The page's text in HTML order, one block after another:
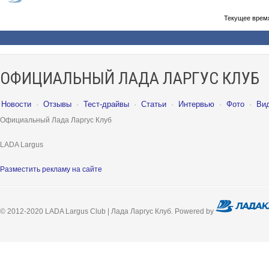
Текущее
ОФИЦИАЛЬНЫЙ ЛАДА ЛАРГУС КЛУБ
Новости · Отзывы · Тест-драйвы · Статьи · Интервью · Фото ·
Официальный Лада Ларгус Клуб
LADA Largus
Разместить рекламу на сайте
© 2012-2020 LADA Largus Club | Лада Ларгус Клуб. Powered by